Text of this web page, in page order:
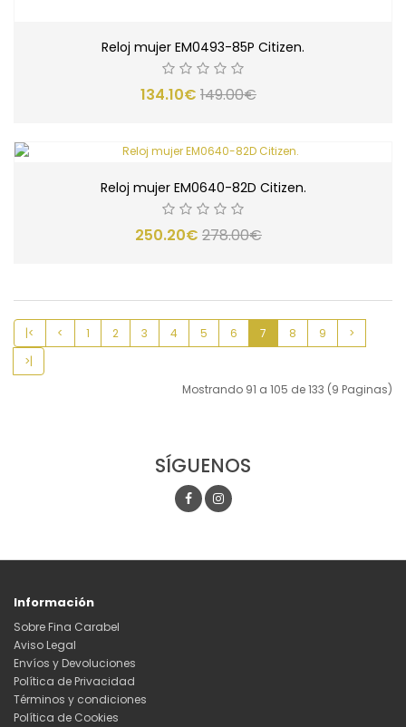
Reloj mujer EM0493-85P Citizen.
134.10€ 149.00€
Reloj mujer EM0640-82D Citizen.
250.20€ 278.00€
|< < 1 2 3 4 5 6 7 8 9
>
>|
Mostrando 91 a 105 de 133 (9 Paginas)
SÍGUENOS
Información
Sobre Fina Carabel
Aviso Legal
Envíos y Devoluciones
Política de Privacidad
Términos y condiciones
Política de Cookies